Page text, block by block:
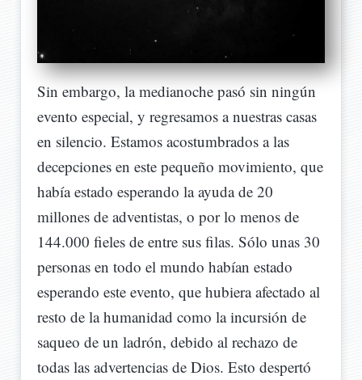
Sin embargo, la medianoche pasó sin ningún
evento especial, y regresamos a nuestras casas
en silencio. Estamos acostumbrados a las
decepciones en este pequeño movimiento, que
había estado esperando la ayuda de 20
millones de adventistas, o por lo menos de
144.000 fieles de entre sus filas. Sólo unas 30
personas en todo el mundo habían estado
esperando este evento, que hubiera afectado al
resto de la humanidad como la incursión de
saqueo de un ladrón, debido al rechazo de
todas las advertencias de Dios. Esto despertó